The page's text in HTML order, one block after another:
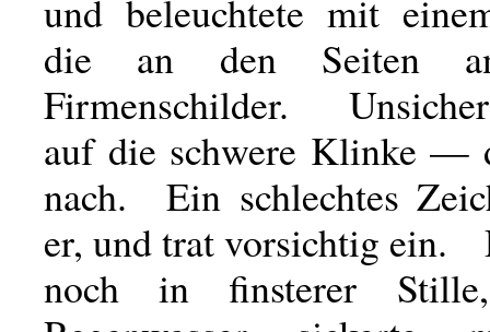
und beleuchtete mit
die an den Seiten
Firmenschilder.
auf die schwere Klinke —
nach. Ein schlechtes
er, und trat vorsichtig ein.
noch in finsterer